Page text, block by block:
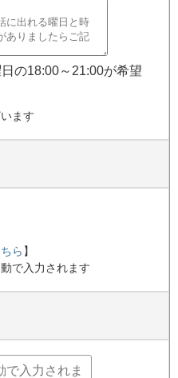
の18:00～21:00が希望
ます
ら 】
で入力されます